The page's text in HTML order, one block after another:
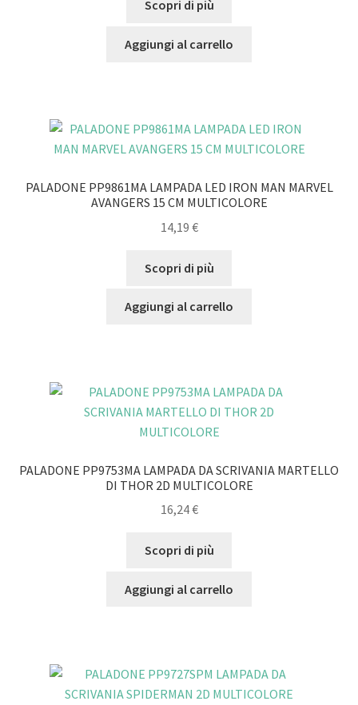
Scopri di più
Aggiungi al carrello
PALADONE PP9861MA LAMPADA LED IRON MAN MARVEL
AVANGERS 15 CM MULTICOLORE
14,19 €
Scopri di più
Aggiungi al carrello
PALADONE PP9753MA LAMPADA DA SCRIVANIA MARTELLO
DI THOR 2D MULTICOLORE
16,24€
Scopri di più
Aggiungi al carrello